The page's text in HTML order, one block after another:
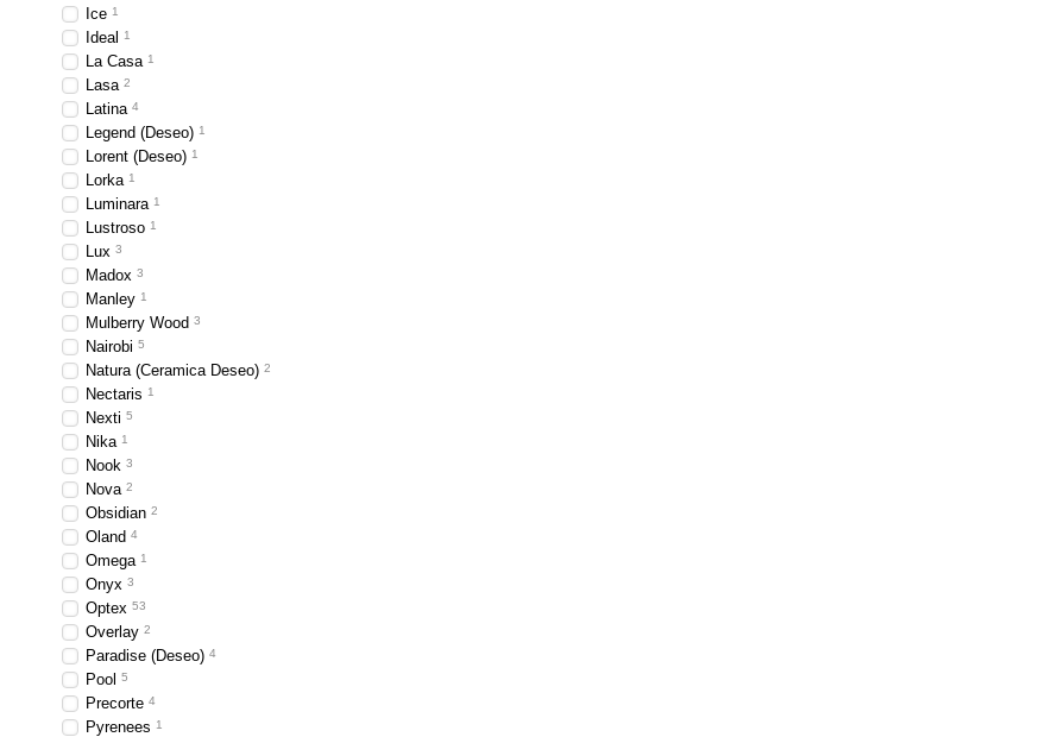
Ice 1
Ideal 1
La Casa 1
Lasa 2
Latina 4
Legend (Deseo) 1
Lorent (Deseo) 1
Lorka 1
Luminara 1
Lustroso 1
Lux 3
Madox 3
Manley 1
Mulberry Wood 3
Nairobi 5
Natura (Ceramica Deseo) 2
Nectaris 1
Nexti 5
Nika 1
Nook 3
Nova 2
Obsidian 2
Oland 4
Omega 1
Onyx 3
Optex 53
Overlay 2
Paradise (Deseo) 4
Pool 5
Precorte 4
Pyrenees 1